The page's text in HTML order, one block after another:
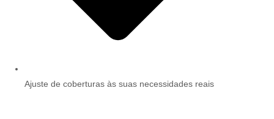
Ajuste de coberturas às suas necessidades reais